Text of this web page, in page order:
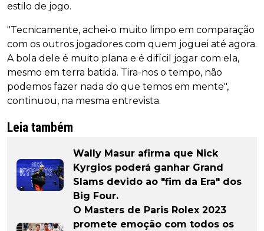
estilo de jogo.
"Tecnicamente, achei-o muito limpo em comparação
com os outros jogadores com quem joguei até agora.
A bola dele é muito plana e é difícil jogar com ela,
mesmo em terra batida. Tira-nos o tempo, não
podemos fazer nada do que temos em mente",
continuou, na mesma entrevista.
Leia também
Wally Masur afirma que Nick
Kyrgios poderá ganhar Grand
Slams devido ao "fim da Era" dos
Big Four.
O Masters de Paris Rolex 2023
promete emoção com todos os